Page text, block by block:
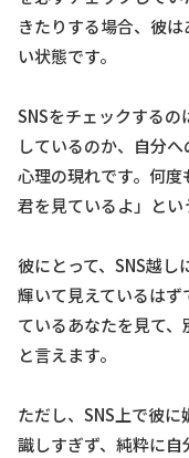
きたりする場合、彼
い状態です。
SNSをチェックする
しているのか、自分
心理の現れです。何
君を見ているよ」とい
彼にとって、SNS越
輝いて見えているは
ているあなたを見て
と言えます。
ただし、SNS上で彼
識しすぎず、純粋に